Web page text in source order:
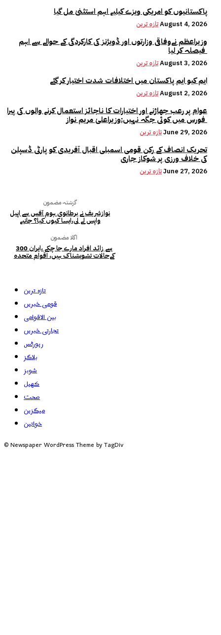
پاکستانیوں کو امریکی ویزے کیلیے اہم استثنیٰ مل گیا
تازہ ترینAugust 4, 2026
وزیراعظم نےوفاقی وزارتوں اور ڈویژنز کی کارکردگی کے حوالے سے اہم
تازہ ترینAugust 3, 2026
ایم کیو ایم پاکستان میں اختلافات شدت اختیار کر گئے
تازہ ترینAugust 2, 2026
عوام پر رعب جھاڑنے اور اختیارات کا ناجائز استعمال کرنے والوں کی پیرا
تازہ ترینJune 29, 2026
تحریک انصاف کے رکن قومی اسمبلی اقبال آفریدی کو پارٹی ڈسپلن
کی خلاف ورزی پر شوکاز جاری
تازہ ترینJune 27, 2026
گزشتہ مضمون
نوازشریف نے برطانوی ہوم آفس سے اپیل
واپس لے لی،ایسا کیوں کیا؟ جانیے
اگلا مضمون
300 سے زائد افراد مارے جا چکے ،ایران
کےحالات تشویشناک ہیں، اقوام متحدہ
تازہ ترین
قومی خبریں
بین الاقوامی
تجارتی خبریں
رپورٹس
بلاگز
شوبز
کھیل
صحت
میگزین
خواتین
© Newspaper WordPress Theme by TagDiv